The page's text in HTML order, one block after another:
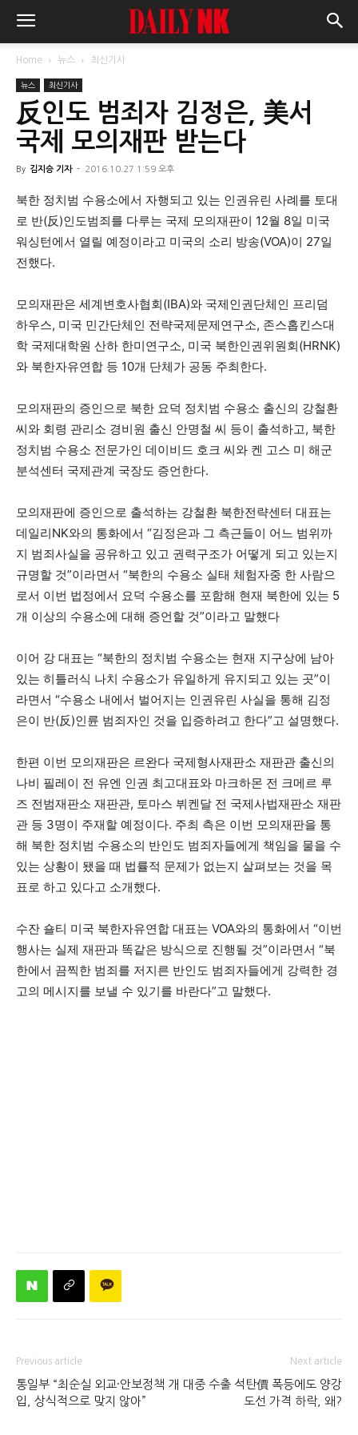
Home 뉴스 최신기사
뉴스 최신기사
反인도 범죄자 김정은, 美서
국제 모의재판 받는다
By 김지승 기자 - 2016.10.27 1:59 오후
북한 정치범 수용소에서 자행되고 있는 인권유린 사례를 토대
로 반(反)인도범죄를 다루는 국제 모의재판이 12월 8일 미국
워싱턴에서 열릴 예정이라고 미국의 소리 방송(VOA)이 27일
전했다.
모의재판은 세계변호사협회(IBA)와 국제인권단체인 프리덤
하우스, 미국 민간단체인 전략국제문제연구소, 존스홉킨스대
학 국제대학원 산하 한미연구소, 미국 북한인권위원회(HRNK)
와 북한자유연합 등 10개 단체가 공동 주최한다.
모의재판의 증인으로 북한 요덕 정치범 수용소 출신의 강철환
씨와 회령 관리소 경비원 출신 안명철 씨 등이 출석하고, 북한
정치범 수용소 전문가인 데이비드 호크 씨와 켄 고스 미 해군
분석센터 국제관계 국장도 증언한다.
모의재판에 증인으로 출석하는 강철환 북한전략센터 대표는
데일리NK와의 통화에서 “김정은과 그 측근들이 어느 범위까
지 범죄사실을 공유하고 있고 권력구조가 어떻게 되고 있는지
규명할 것”이라면서 “북한의 수용소 실태 체험자중 한 사람으
로서 이번 법정에서 요덕 수용소를 포함해 현재 북한에 있는 5
개 이상의 수용소에 대해 증언할 것”이라고 말했다
이어 강 대표는 “북한의 정치범 수용소는 현재 지구상에 남아
있는 히틀러식 나치 수용소가 유일하게 유지되고 있는 곳”이
라면서 “수용소 내에서 벌어지는 인권유린 사실을 통해 김정
은이 반(反)인륜 범죄자인 것을 입증하려고 한다”고 설명했다.
한편 이번 모의재판은 르완다 국제형사재판소 재판관 출신의
나비 필레이 전 유엔 인권 최고대표와 마크하몬 전 크메르 루
즈 전범재판소 재판관, 토마스 뷔켄달 전 국제사법재판소 재판
관 등 3명이 주재할 예정이다. 주최 측은 이번 모의재판을 통
해 북한 정치범 수용소의 반인도 범죄자들에게 책임을 물을 수
있는 상황이 됐을 때 법률적 문제가 없는지 살펴보는 것을 목
표로 하고 있다고 소개했다.
수잔 숄티 미국 북한자유연합 대표는 VOA와의 통화에서 “이번
행사는 실제 재판과 똑같은 방식으로 진행될 것”이라면서 “북
한에서 끔찍한 범죄를 저지른 반인도 범죄자들에게 강력한 경
고의 메시지를 보낼 수 있기를 바란다”고 말했다.
Previous article
통일부 “최순실 외교·안보정책 개
입, 상식적으로 맞지 않아”
Next article
대중 수출 석탄價 폭등에도 양강
도선 가격 하락, 왜?